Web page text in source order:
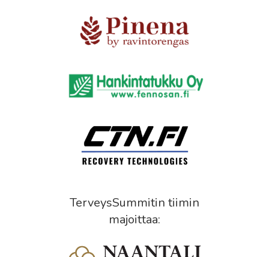
TerveysSummitin tiimin
majoittaa: